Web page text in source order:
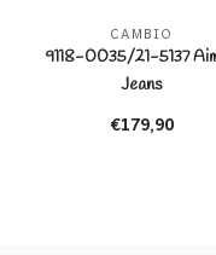
CAMBIO
9118-0035/21-5137
Jeans
€179,90